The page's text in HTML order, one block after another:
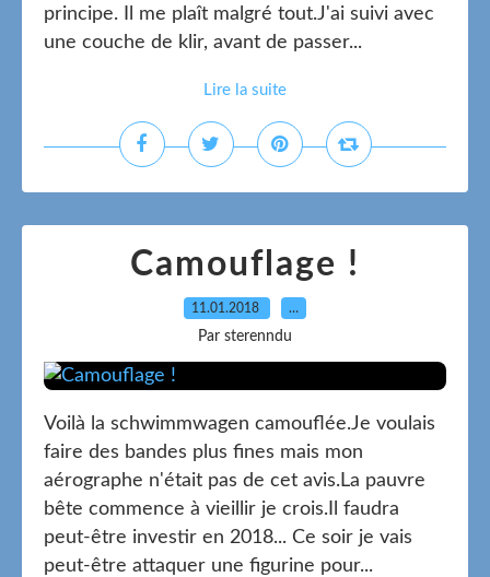
principe. Il me plaît malgré tout.J'ai suivi avec
une couche de klir, avant de passer...
Lire la suite
Camouflage !
11.01.2018 …
Par sterenndu
Voilà la schwimmwagen camouflée.Je voulais
faire des bandes plus fines mais mon
aérographe n'était pas de cet avis.La pauvre
bête commence à vieillir je crois.Il faudra
peut-être investir en 2018... Ce soir je vais
peut-être attaquer une figurine pour...